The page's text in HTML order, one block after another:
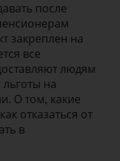
после
закреплен на
все
людям
на
О том, какие
отказаться от
в